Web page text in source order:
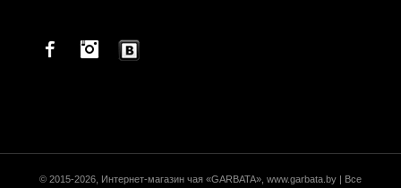
Facebook
© 2015-2026, Интернет-магазин чая «GARBATA», www.garbata.by | Все